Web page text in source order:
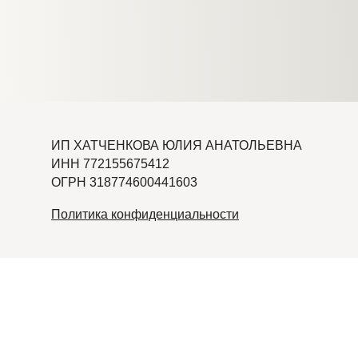
ИП ХАТЧЕНКОВА ЮЛИЯ АНАТОЛЬЕВНА
ИНН 772155675412
Политика конфиденциальности
ОГРН 318774600441603